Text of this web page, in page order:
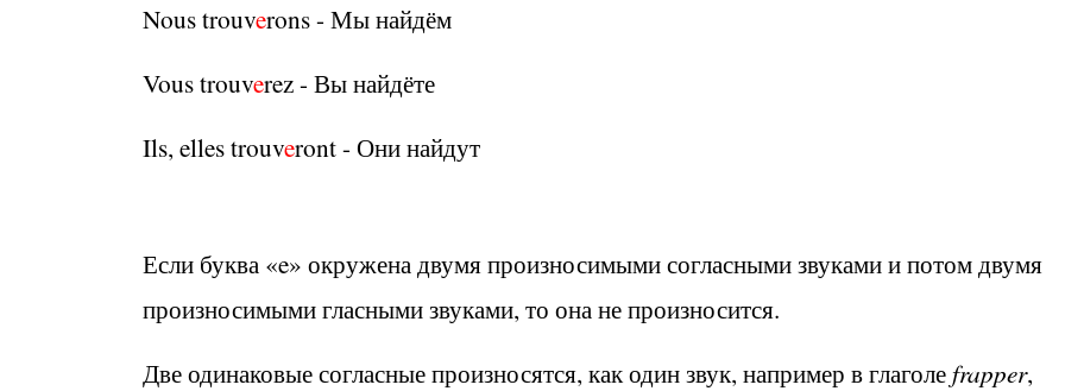
Nous trouverons - Мы найдём
Vous trouverez - Вы найдёте
Ils, elles trouveront - Они найдут
Если буква «e» окружена двумя произносимыми согласными звуками и потом двумя
произносимыми гласными звуками, то она не произносится.
Две одинаковые согласные произносятся, как один звук, например в глаголеfrapper,